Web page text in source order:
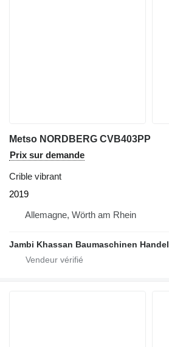
Metso NORDBERG CVB403PP
Prix sur demande
Crible vibrant
2019
Allemagne, Wörth am Rhein
Jambi Khassan Baumaschinen Handel